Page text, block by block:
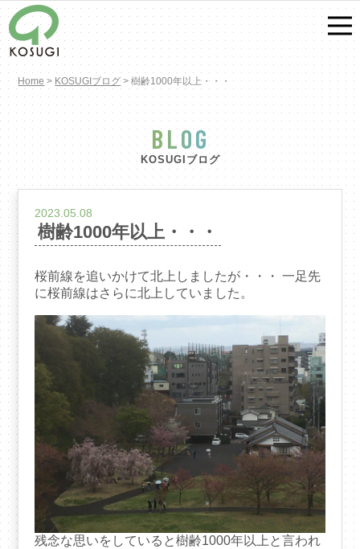
Home > KOSUGIブログ>樹齢1000年以上・・・
BLOG
KOSUGIブログ
2023.05.08
樹齢1000年以上・・・
桜前線を追いかけて北上しましたが・・・ 一足先
に桜前線はさらに北上していました。
残念な思いをしていると樹齢1000年以上と言われ